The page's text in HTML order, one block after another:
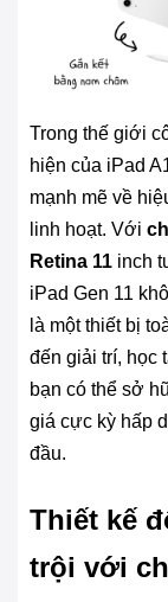
Trong thế giới
hiện của iPad
mạnh mẽ về
linh hoạt. Với
Retina 11 inch
iPad Gen 11
là một thiết bị
đến giải trí, học
bạn có thể sở
giá cực kỳ hấp
đầu.
Thiết kế
trội với